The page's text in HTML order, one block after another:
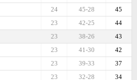
45
45-28
24
44
42-25
23
43
38-26
23
42
41-30
23
37
39-33
23
34
32-28
23